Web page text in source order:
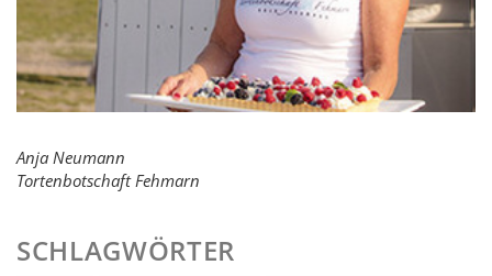
Anja Neumann
Tortenbotschaft Fehmarn
SCHLAGWÖRTER